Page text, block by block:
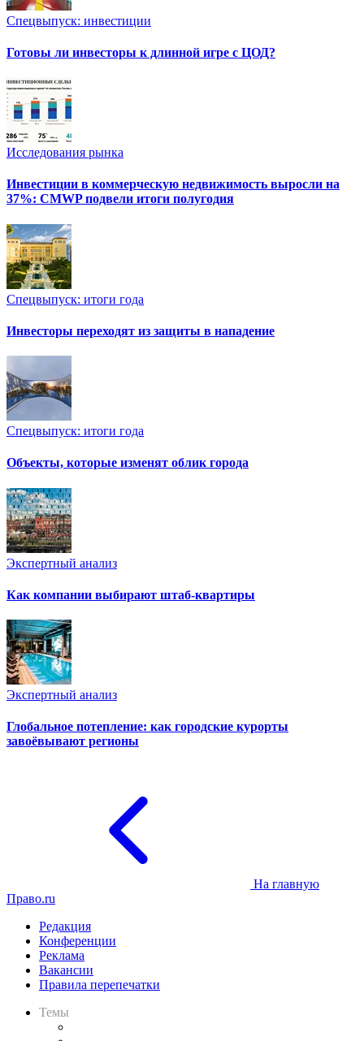
Спецвыпуск: инвестиции
Готовы ли инвесторы к длинной игре с ЦОД?
Исследования рынка
Инвестиции в коммерческую недвижимость выросли на
37%: CMWP подвели итоги полугодия
Спецвыпуск: итоги года
Инвесторы переходят из защиты в нападение
Спецвыпуск: итоги года
Объекты, которые изменят облик города
Экспертный анализ
Как компании выбирают штаб-квартиры
Экспертный анализ
Глобальное потепление: как городские курорты
завоёвывают регионы
На главную
Право.ru
Редакция
Конференции
Реклама
Вакансии
Правила перепечатки
Темы